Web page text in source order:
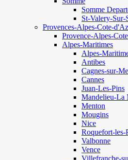
Somme
St-Valery-Sur-
Provences-Alpes-Cote-
Provence-Alpes-
Alpes-Maritimes
Alpes-
Antibes
Cagnes-sur-
Cannes
Juan-Les-Pins
Mandelieu-La
Menton
Mougins
Nice
Roquefort-les-
Valbonne
Vence
Villefranche-